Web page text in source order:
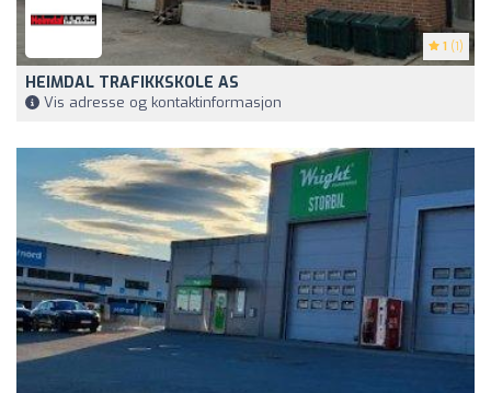
1 (1)
HEIMDAL TRAFIKKSKOLE AS
Vis adresse og kontaktinformasjon